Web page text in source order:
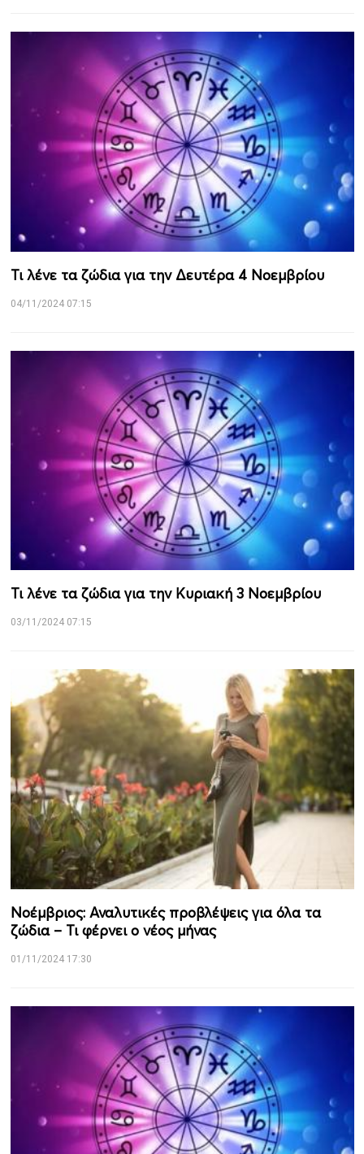
Τι λένε τα ζώδια για την Δευτέρα 4 Νοεμβρίου
04/11/2024 07:15
Τι λένε τα ζώδια για την Κυριακή 3 Νοεμβρίου
03/11/2024 07:15
Νοέμβριος: Αναλυτικές προβλέψεις για όλα τα
ζώδια – Τι φέρνει ο νέος μήνας
01/11/2024 17:30